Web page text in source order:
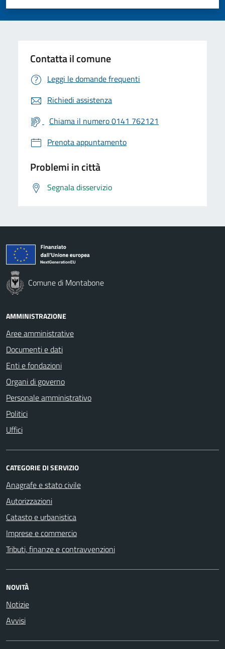
Valuta 5 stelle su 5
Valuta 4 stelle su 5
Valuta 3 stelle su 5
Valuta 2 stelle su 5
Valuta 1 stelle su 5
Contatta il comune
Leggi le domande frequenti
Richiedi assistenza
Chiama il numero 0141 762121
Prenota appuntamento
Problemi in città
Segnala disservizio
Comune di Montabone
AMMINISTRAZIONE
Aree amministrative
Documenti e dati
Enti e fondazioni
Organi di governo
Personale amministrativo
Politici
Uffici
CATEGORIE DI SERVIZIO
Anagrafe e stato civile
Autorizzazioni
Catasto e urbanistica
Imprese e commercio
Tributi, finanze e contravvenzioni
NOVITÀ
Notizie
Avvisi